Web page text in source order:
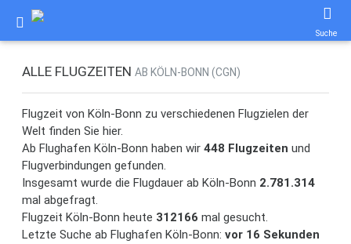
Suche
ALLE FLUGZEITENAB KÖLN-BONN (CGN)
Flugzeit von Köln-Bonn zu verschiedenen Flugzielen der
Welt finden Sie hier.
Ab Flughafen Köln-Bonn haben wir448 Flugzeiten und
Flugverbindungen gefunden.
Insgesamt wurde die Flugdauer ab Köln-Bonn 2.781.314
mal abgefragt.
Flugzeit Köln-Bonn heute 312166 mal gesucht.
Letzte Suche ab Flughafen Köln-Bonn:vor 16 Sekunden